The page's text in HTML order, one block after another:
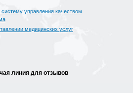
управления качеством
медицинских услуг
линия для отзывов